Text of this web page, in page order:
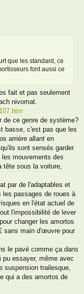
que les standard, ce
font aussi ce
fait et pas seulement
nivomat.
de ce genre de système?
basse, c'est pas que les
arrière allant en
sont sensés garder
mouvements des
tête sous la voiture,
par de l'adaptables et
les passages de roues à
en l'état actuel de
l'impossibilité de lever
changer les amortos
sans main d'œuvre pour
le pavé comme ça dans
essayer, même avec
suspension trailesque,
qui a des amortos de